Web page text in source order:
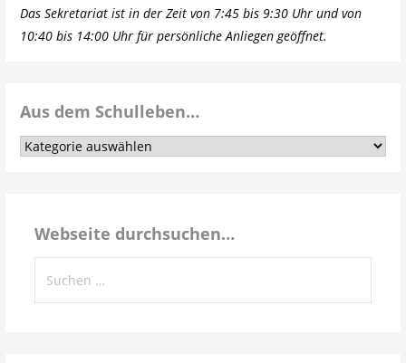
Das Sekretariat ist in der Zeit von 7:45 bis 9:30 Uhr und von
10:40 bis 14:00 Uhr für persönliche Anliegen geöffnet.
Aus dem Schulleben…
Aus
Webseite durchsuchen…
nach: